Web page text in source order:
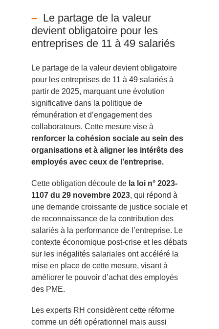
Le partage de la valeur
devient obligatoire pour les
entreprises de 11 à 49 salariés
Le partage de la valeur devient obligatoire
pour les entreprises de 11 à 49 salariés à
partir de 2025, marquant une évolution
significative dans la politique de
rémunération et d’engagement des
collaborateurs. Cette mesure vise à
renforcer la cohésion sociale au sein des
organisations et à aligner les intérêts des
employés avec ceux de l’entreprise.
Cette obligation découle de la loi n° 2023-
1107 du 29 novembre 2023, qui répond à
une demande croissante de justice sociale et
de reconnaissance de la contribution des
salariés à la performance de l’entreprise. Le
contexte économique post-crise et les débats
sur les inégalités salariales ont accéléré la
mise en place de cette mesure, visant à
améliorer le pouvoir d’achat des employés
des PME.
Les experts RH considèrent cette réforme
comme un défi opérationnel mais aussi